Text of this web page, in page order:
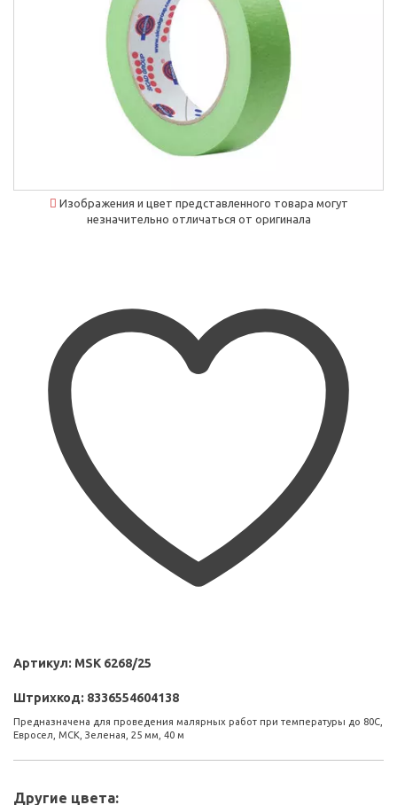
Изображения и цвет представленного товара могут
незначительно отличаться от оригинала
Артикул: MSK 6268/25
Штрихкод: 8336554604138
Предназначена для проведения малярных работ при температуры до 80С,
Евросел, МСК, Зеленая, 25 мм, 40 м
Другие цвета: